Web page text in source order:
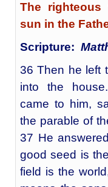
The
sun in the
Scripture:
36 Then he left
into the
came to him,
the parable of
37 He
good seed is
field is the